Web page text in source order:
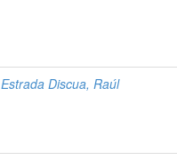
Estrada Discua, Raúl